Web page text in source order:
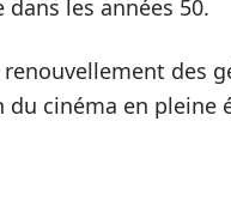
les années 50.
des
du cinéma en